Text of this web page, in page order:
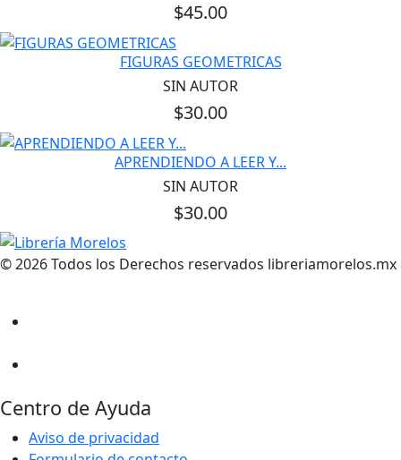
$45.00
FIGURAS GEOMETRICAS
SIN AUTOR
$30.00
APRENDIENDO A LEER Y...
SIN AUTOR
$30.00
© 2026 Todos los Derechos reservados libreriamorelos.mx
Centro de Ayuda
Aviso de privacidad